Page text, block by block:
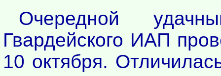
Очередной
Гвардейского ИАП
10 октября.